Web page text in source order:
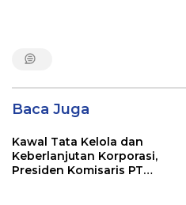
Baca Juga
Kawal Tata Kelola dan
Keberlanjutan Korporasi,
Presiden Komisaris PT